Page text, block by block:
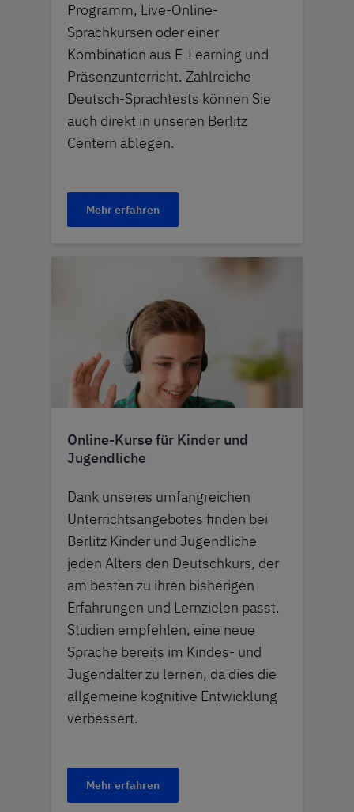
Programm, Live-Online-
Sprachkursen oder einer
Kombination aus E-Learning und
Präsenzunterricht. Zahlreiche
Deutsch-Sprachtests können Sie
auch direkt in unseren Berlitz
Centern ablegen.
Mehr erfahren
Online-Kurse für Kinder und
Jugendliche
Dank unseres umfangreichen
Unterrichtsangebotes finden bei
Berlitz Kinder und Jugendliche
jeden Alters den Deutschkurs, der
am besten zu ihren bisherigen
Erfahrungen und Lernzielen passt.
Studien empfehlen, eine neue
Sprache bereits im Kindes- und
Jugendalter zu lernen, da dies die
allgemeine kognitive Entwicklung
verbessert.
Mehr erfahren